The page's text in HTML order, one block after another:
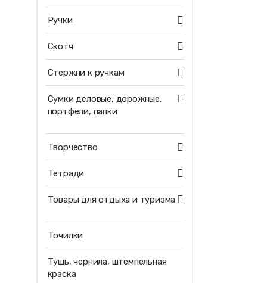
Ручки
Скотч
Стержни к ручкам
Сумки деловые, дорожные,
портфели, папки
Творчество
Тетради
Товары для отдыха и туризма
Точилки
Тушь, чернила, штемпельная
краска